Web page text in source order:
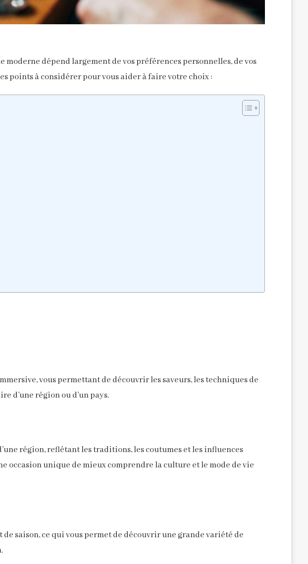
dépend largement de vos préférences personnelles, de vos
points à considérer pour vous aider à faire votre choix :
vous permettant de découvrir les saveurs, les techniques de
d’une région ou d’un pays.
région, reflétant les traditions, les coutumes et les influences
occasion unique de mieux comprendre la culture et le mode de vie
saison, ce qui vous permet de découvrir une grande variété de